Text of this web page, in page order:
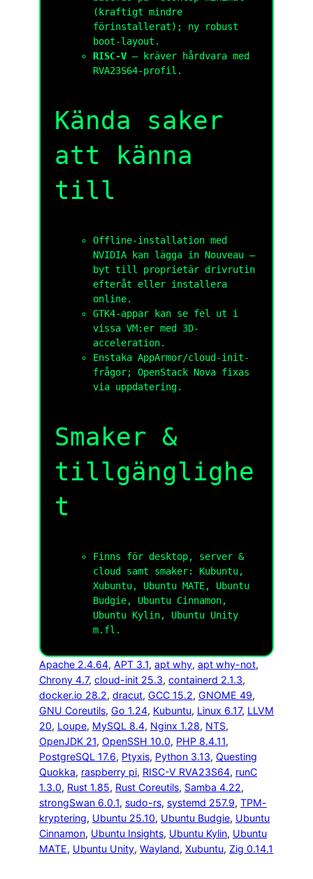
(kraftigt mindre
förinstallerat); ny robust
boot-layout.
RISC-V — kräver hårdvara med
RVA23S64-profil.
Kända saker
att känna
till
Offline-installation med
NVIDIA kan lägga in Nouveau —
byt till proprietär drivrutin
efteråt eller installera
online.
GTK4-appar kan se fel ut i
vissa VM:er med 3D-
acceleration.
Enstaka AppArmor/cloud-init-
frågor; OpenStack Nova fixas
via uppdatering.
Smaker &
tillgänglighe
t
Finns för desktop, server &
cloud samt smaker: Kubuntu,
Xubuntu, Ubuntu MATE, Ubuntu
Budgie, Ubuntu Cinnamon,
Ubuntu Kylin, Ubuntu Unity
m.fl.
Apache 2.4.64, APT 3.1, apt why, apt why-not
Chrony 4.7, cloud-init 25.3, containerd 2.1.3
docker.io 28.2, dracut, GCC 15.2, GNOME 49
GNU Coreutils, Go 1.24, Kubuntu, Linux 6.17, LLVM
20, Loupe, MySQL 8.4, Nginx 1.28, NTS
OpenJDK 21, OpenSSH 10.0, PHP 8.4.11
PostgreSQL 17.6, Ptyxis, Python 3.13, Questing
Quokka, raspberry pi, RISC-V RVA23S64, runC
1.3.0, Rust 1.85, Rust Coreutils, Samba 4.22
strongSwan 6.0.1, sudo-rs, systemd 257.9, TPM-
kryptering, Ubuntu 25.10, Ubuntu Budgie, Ubuntu
Cinnamon, Ubuntu Insights, Ubuntu Kylin, Ubuntu
MATE, Ubuntu Unity, Wayland, Xubuntu, Zig 0.14.1